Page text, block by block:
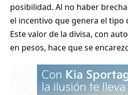
posibilidad. Al no haber
el incentivo que genera el tipo
Este valor de la divisa, con
en pesos, hace que se